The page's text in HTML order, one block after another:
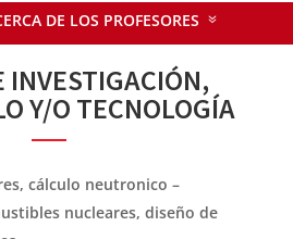
DE LOS PROFESORES
INVESTIGACIÓN,
Y/O TECNOLOGÍA
cálculo neutronico –
nucleares, diseño de